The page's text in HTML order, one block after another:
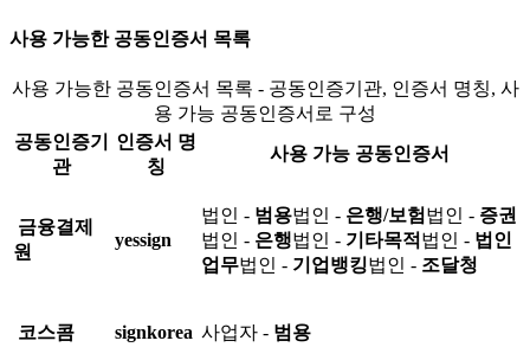
사용 가능한 공동인증서 목록
사용 가능한 공동인증서 목록 - 공동인증기관, 인증서 명칭, 사
용 가능 공동인증서로 구성
공동인증기
관
인증서 명
칭
사용 가능 공동인증서
금융결제
원
yessign
법인 - 범용법인 - 은행/보험 법인 - 증권
법인 - 은행법인 - 기타목적 법인 - 법인
업무법인 - 기업뱅킹법인 - 조달청
코스콤 signkorea 사업자 - 범용